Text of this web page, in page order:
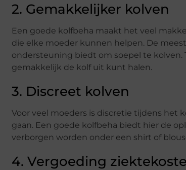
2. Gemakkelijker kolven
Een goede kolfbeha maakt het veel
die elke moeder kunnen helpen. De
ondersteuning biedt om soepel te kolven.
gemakkelijk de kolf uit kunt halen.
3. Discreet kolven
Voor veel moeders is discretie tijdens het
gaan. Een goede kolfbeha biedt hier de
verborgen worden onder een shirt of
4. Vergoeding